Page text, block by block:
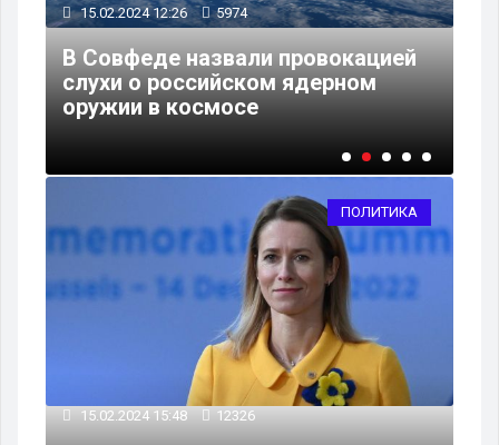
15.02.2024 12:26 5974
В Совфеде назвали провокацией
слухи о российском ядерном
оружии в космосе
ПОЛИТИКА
15.02.2024 15:48 12326